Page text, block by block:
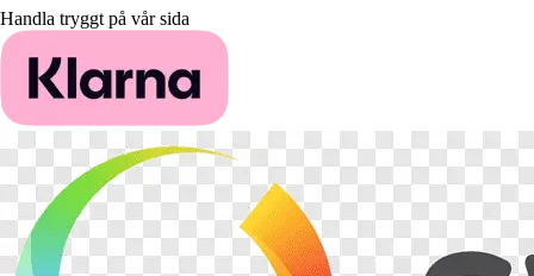
Handla tryggt på vår sida